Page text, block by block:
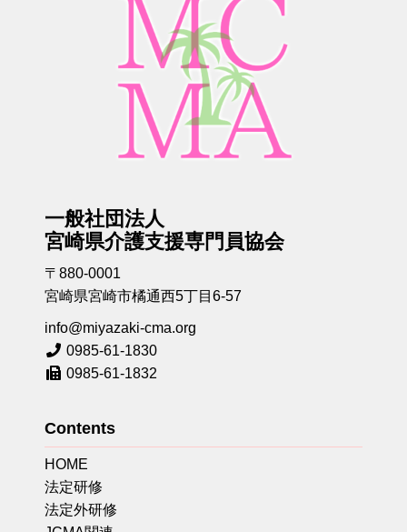
一般社団法人
宮崎県介護支援専門員協会
〒880-0001
宮崎県宮崎市橘通西5丁目6-57
info@miyazaki-cma.org
0985-61-1830
0985-61-1832
Contents
HOME
法定研修
法定外研修